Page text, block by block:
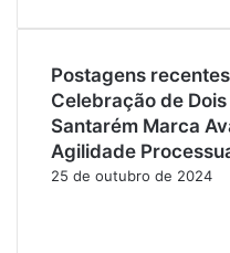
Postagens recentes
Celebração de
Santarém Marca
Agilidade
25 de outubro de 2024